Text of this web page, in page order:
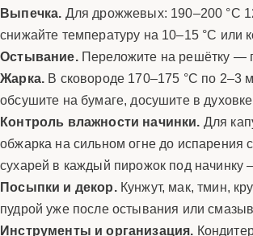
Выпечка. Для дрожжевых: 190–200 °C
снижайте температуру на 10–15 °C или
Остывание.Переложите на решётку —
Жарка. В сковороде 170–175 °C по 2–3
обсушите на бумаге, досушите в
Контроль влажности начинки. Для
обжарка на сильном огне до испарения
сухарей в каждый пирожок под начинку
Посыпки и декор.Кунжут, мак, тмин,
пудрой уже после остывания или
Инструменты и организация.